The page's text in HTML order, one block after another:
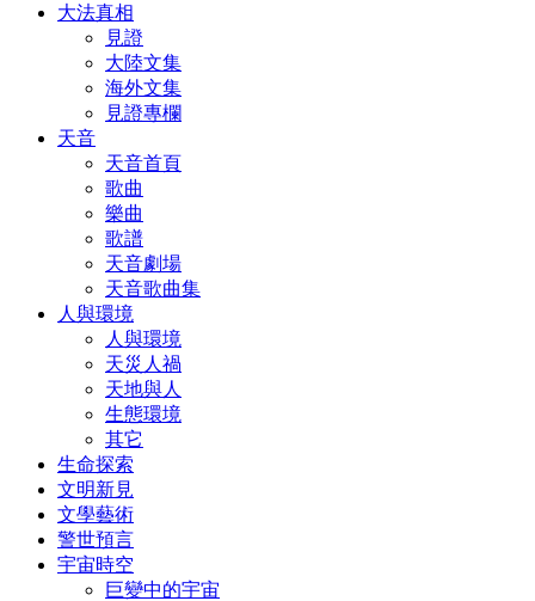
大法真相
見證
大陸文集
海外文集
見證專欄
天音
天音首頁
歌曲
樂曲
歌譜
天音劇場
天音歌曲集
人與環境
人與環境
天災人禍
天地與人
生態環境
其它
生命探索
文明新見
文學藝術
警世預言
宇宙時空
巨變中的宇宙